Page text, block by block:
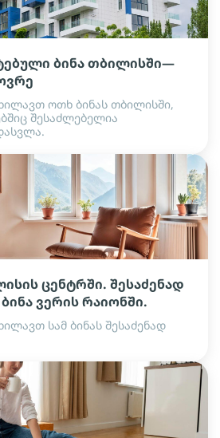
ბინა თბილისში—
ოთხ ბინას თბილისში,
შესაძლებელია
ცენტრში. შესაძენად
ვერის რაიონში.
სამ ბინას შესაძენად